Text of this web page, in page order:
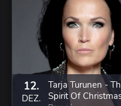
12.
DEZ.
Tarja Turunen -
Spirit Of